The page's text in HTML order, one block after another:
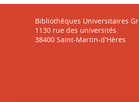
Bibliothèques Universitaires
1130 rue des universités
38400 Saint-Martin-d'Hères